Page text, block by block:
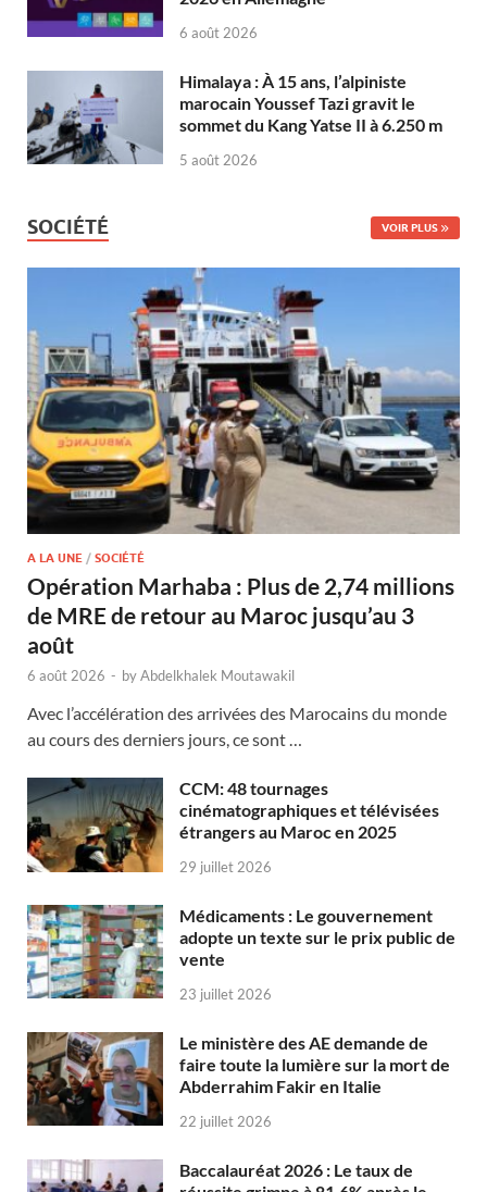
6 août 2026
Himalaya : À 15 ans, l’alpiniste
marocain Youssef Tazi gravit le
sommet du Kang Yatse II à 6.250 m
5 août 2026
SOCIÉTÉ VOIR PLUS
A LA UNE / SOCIÉTÉ
Opération Marhaba : Plus de 2,74 millions
de MRE de retour au Maroc jusqu’au 3
août
6 août 2026 - byAbdelkhalek Moutawakil
Avec l’accélération des arrivées des Marocains du monde
au cours des derniers jours, ce sont …
CCM: 48 tournages
cinématographiques et télévisées
étrangers au Maroc en 2025
29 juillet 2026
Médicaments : Le gouvernement
adopte un texte sur le prix public de
vente
23 juillet 2026
Le ministère des AE demande de
faire toute la lumière sur la mort de
Abderrahim Fakir en Italie
22 juillet 2026
Baccalauréat 2026 : Le taux de